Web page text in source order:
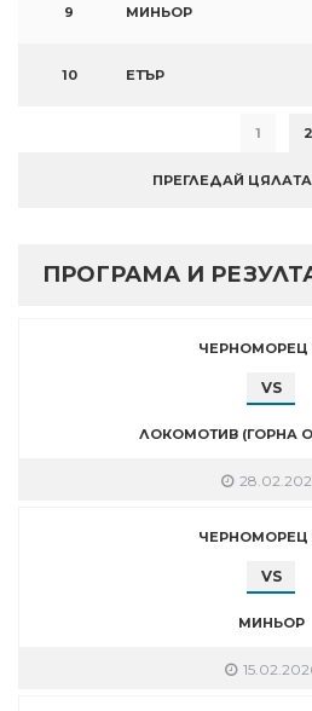
9 МИНЬОР
10 ЕТЪР
1 2
ПРЕГЛЕДАЙ
ПРОГРАМА И
ЧЕРНОМОРЕЦ
VS
ЛОКОМОТИВ (ГОРНА
ЧЕРНОМОРЕЦ
VS
МИНЬОР